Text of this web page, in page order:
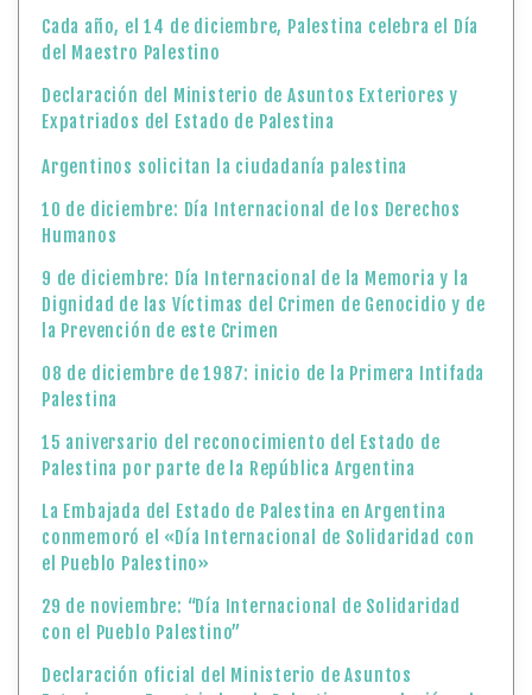
Cada año, el 14 de diciembre, Palestina celebra el Día
del Maestro Palestino
Declaración del Ministerio de Asuntos Exteriores y
Expatriados del Estado de Palestina
Argentinos solicitan la ciudadanía palestina
10 de diciembre: Día Internacional de los Derechos
Humanos
9 de diciembre: Día Internacional de la Memoria y la
Dignidad de las Víctimas del Crimen de Genocidio y de
la Prevención de este Crimen
08 de diciembre de 1987: inicio de la Primera Intifada
Palestina
15 aniversario del reconocimiento del Estado de
Palestina por parte de la República Argentina
La Embajada del Estado de Palestina en Argentina
conmemoró el «Día Internacional de Solidaridad con
el Pueblo Palestino»
29 de noviembre: “Día Internacional de Solidaridad
con el Pueblo Palestino”
Declaración oficial del Ministerio de Asuntos